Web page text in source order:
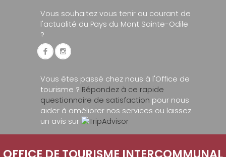
Vous souhaitez vous tenir au courant de
l'actualité du Pays du Mont Sainte-Odile
?
Vous êtes passé chez nous à l'Office de
tourisme ? Répondez à ce rapide
questionnaire de satisfaction pour nous
aider à améliorer nos services ou laissez
un avis sur